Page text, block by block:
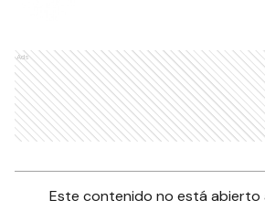
Ads
Este contenido no está abierto